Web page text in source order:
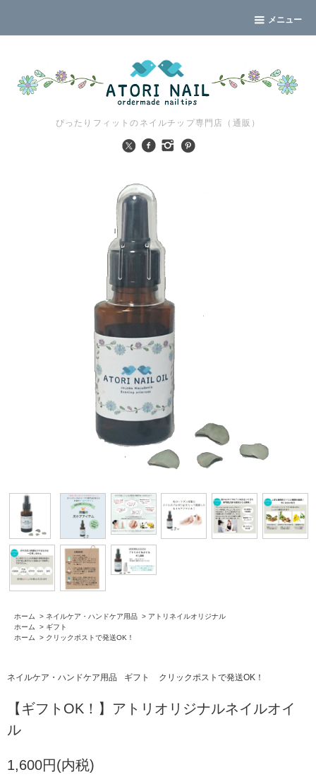
メニュー
ぴったりフィットのネイルチップ専門店（通販）
ホーム > ネイルケア・ハンドケア用品 > アトリネイルオリジナル
ホーム
> ギフト
ホーム
> クリックポストで発送OK！
ネイルケア・ハンドケア用品 ギフト クリックポストで発送OK！
【ギフトOK！】アトリオリジナルネイルオイ
ル
1,600円(内税)